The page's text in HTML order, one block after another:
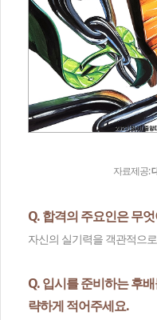
자료제공:
Q. 합격의 주요인은 무
자신의 실기력을 객관적으
Q. 입시를 준비하는 후
략하게 적어주세요.